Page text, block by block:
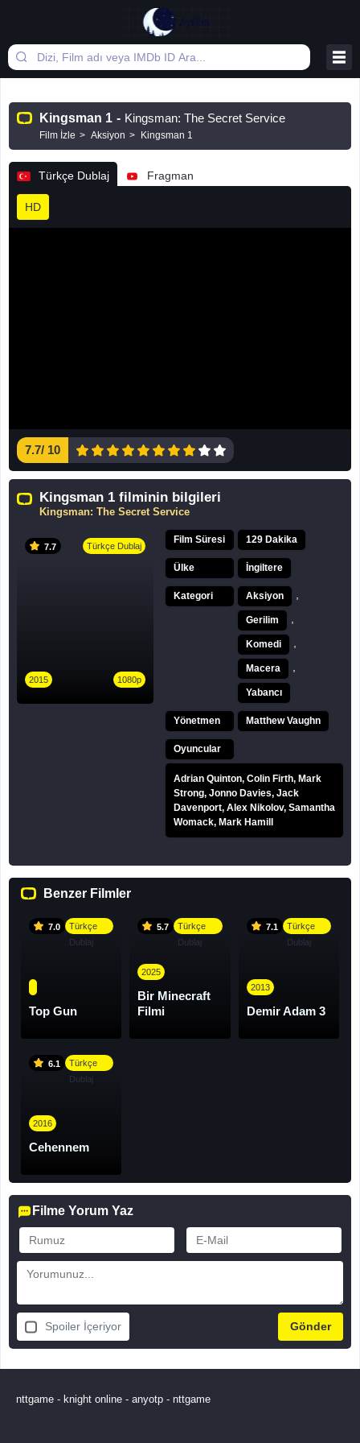
Kingsman 1 - Kingsman: The Secret Service
Film İzle Aksiyon Kingsman 1
Türkçe Dublaj Fragman
HD
7.7/ 10
Kingsman 1 filminin bilgileri
Kingsman: The Secret Service
7.7 Türkçe Dublaj
2015 1080p
Film Süresi 129 Dakika
Ülke İngiltere
Kategori Aksiyon
Gerilim
Komedi
Macera
Yabancı
Yönetmen Matthew Vaughn
Oyuncular
Adrian Quinton, Colin Firth, Mark
Strong, Jonno Davies, Jack
Davenport, Alex Nikolov, Samantha
Womack, Mark Hamill
Benzer Filmler
7.0
Türkçe
Dublaj
Top Gun
5.7
Türkçe
Dublaj
2025
Bir Minecraft
Filmi
7.1
Türkçe
Dublaj
2013
Demir Adam 3
6.1
Türkçe
Dublaj
2016
Cehennem
Filme Yorum Yaz
Spoiler İçeriyor
nttgame - knight online - anyotp - nttgame